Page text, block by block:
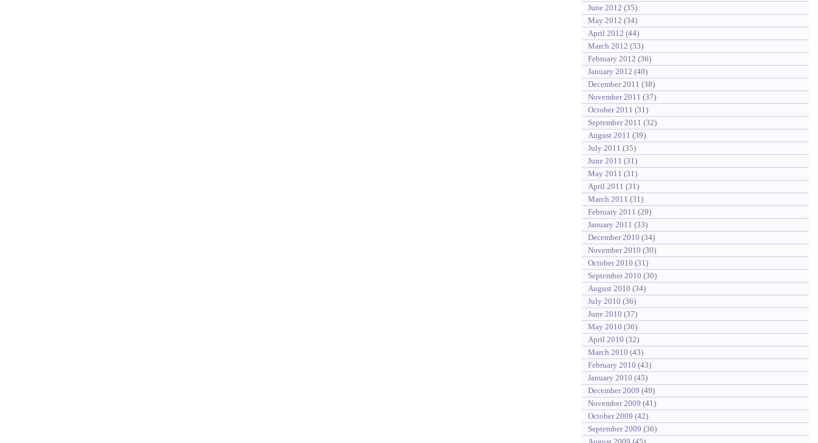
June 2012 (35)
May 2012 (34)
April 2012 (44)
March 2012 (33)
February 2012 (36)
January 2012 (40)
December 2011 (38)
November 2011 (37)
October 2011 (31)
September 2011 (32)
August 2011 (39)
July 2011 (35)
June 2011 (31)
May 2011 (31)
April 2011 (31)
March 2011 (31)
February 2011 (29)
January 2011 (33)
December 2010 (34)
November 2010 (30)
October 2010 (31)
September 2010 (30)
August 2010 (34)
July 2010 (36)
June 2010 (37)
May 2010 (36)
April 2010 (32)
March 2010 (43)
February 2010 (43)
January 2010 (45)
December 2009 (49)
November 2009 (41)
October 2009 (42)
September 2009 (36)